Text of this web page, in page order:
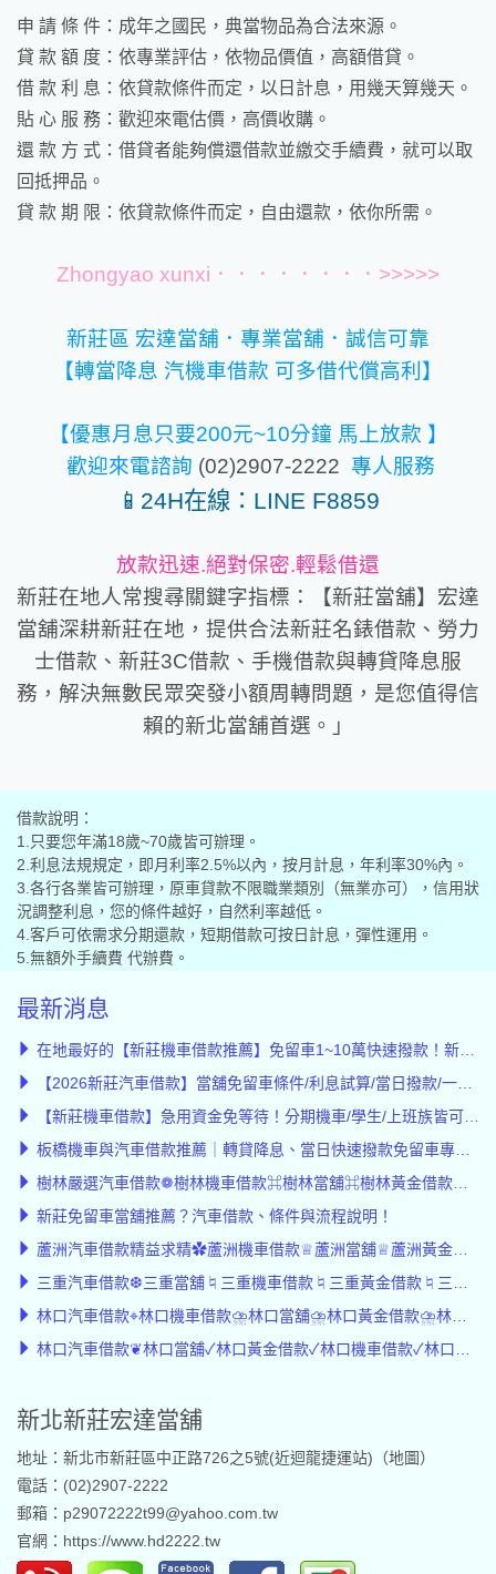
申 請 條 件：成年之國民，典當物品為合法來源。
貸 款 額 度：依專業評估，依物品價值，高額借貸。
借 款 利 息：依貸款條件而定，以日計息，用幾天算幾天。
貼 心 服 務：歡迎來電估價，高價收購。
還 款 方 式：借貸者能夠償還借款並繳交手續費，就可以取
回抵押品。
貸 款 期 限：依貸款條件而定，自由還款，依你所需。
Zhongyao xunxi．．．．．．．．>>>>>
新莊區 宏達當舖．專業當舖．誠信可靠
【轉當降息 汽機車借款 可多借代償高利 】
【優惠月息只要200元~10分鐘 馬上放款 】
歡迎來電諮詢 (02)2907-2222 專人服務
📱 24H在線： LINE F8859
放款迅速.絕對保密.輕鬆借還
新莊在地人常搜尋關鍵字指標：【新莊當舖】 宏達
當舖深耕新莊在地，提供合法新莊名錶借款、勞力
士借款、新莊3C借款、手機借款與轉貸降息服
務，解決無數民眾突發小額周轉問題，是您值得信
賴的新北當舖首選。」
借款說明：
1.只要您年滿18歲~70歲皆可辦理。
2.利息法規規定，即月利率2.5%以內，按月計息，年利率30%內。
3.各行各業皆可辦理，原車貸款不限職業類別（無業亦可），信用狀
況調整利息，您的條件越好，自然利率越低。
4.客戶可依需求分期還款，短期借款可按日計息，彈性運用。
5.無額外手續費 代辦費。
最新消息
在地最好的【新莊機車借款推薦】免留車1~10萬快速撥款！新莊當舖首選宏達當舖
【2026新莊汽車借款】當舖免留車條件/利息試算/當日撥款/一次看懂
【新莊機車借款】急用資金免等待！分期機車/學生/上班族皆可辦，利息公開透明/媲美公營當舖
板橋機車與汽車借款推薦｜轉貸降息、當日快速撥款免留車專案｜宏達當舖
樹林嚴選汽車借款❁樹林機車借款⌘樹林當舖⌘樹林黃金借款低息⌘樹林轉貸降息
新莊免留車當舖推薦？汽車借款、條件與流程說明！
蘆洲汽車借款精益求精✿蘆洲機車借款♕蘆洲當舖♕蘆洲黃金借款♕蘆洲轉貸降息
三重汽車借款❆三重當舖♮三重機車借款♮三重黃金借款♮三重轉貸♮轉貸降息
林口汽車借款⌖林口機車借款⛈︎林口當舖⛈︎林口黃金借款⛈︎林口轉貸降息⛈︎轉貸
林口汽車借款❦林口當舖✓林口黃金借款✓林口機車借款✓林口轉貸✓轉貸降息
新北新莊宏達當舖
地址：新北市新莊區中正路726之5號(近迴龍捷運站)（地圖）
電話：(02)2907-2222
郵箱：p29072222t99@yahoo.com.tw
官網： https://www.hd2222.tw